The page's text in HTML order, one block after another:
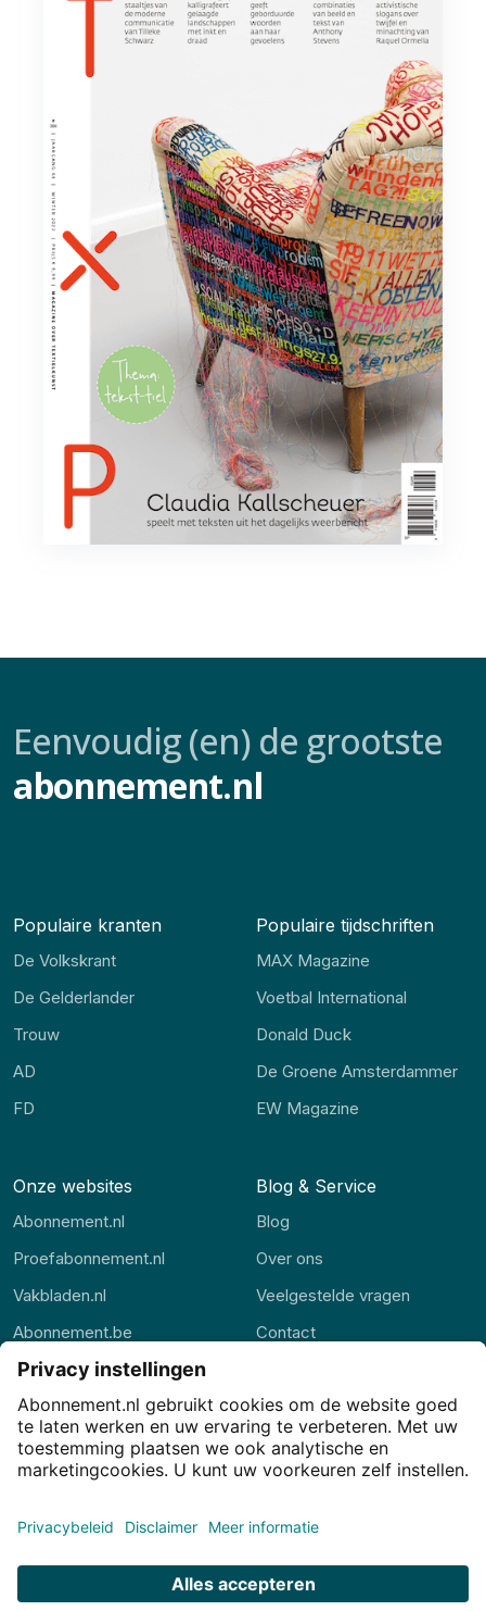
Eenvoudig (en) de grootste
abonnement.nl
Populaire kranten
De Volkskrant
De Gelderlander
Trouw
AD
FD
Populaire tijdschriften
MAX Magazine
Voetbal International
Donald Duck
De Groene Amsterdammer
EW Magazine
Onze websites
Abonnement.nl
Proefabonnement.nl
Vakbladen.nl
Abonnement.be
Thuisstudie.nl
Blog & Service
Blog
Over ons
Veelgestelde vragen
Contact
Privacy Privacy-instellingen
Cookies
Disclaimer